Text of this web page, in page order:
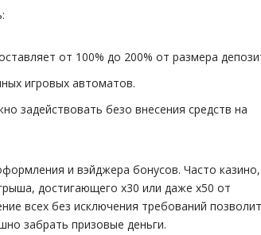
от 100% до 200% от размера
игровых автоматов.
задействовать безо внесения средств на
и вэйджера бонусов. Часто казино,
достигающего x30 или даже x50 от
всех без исключения требований позволит
забрать призовые деньги.